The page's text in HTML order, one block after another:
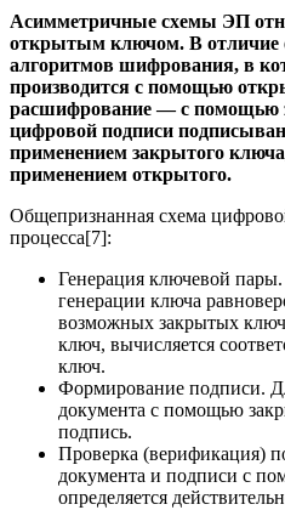
Асимметричные схемы ЭП
открытым ключом. В отличие
алгоритмов шифрования, в
производится с помощью
расшифрование — с помощью
цифровой подписи
применением закрытого
применением открытого.
Общепризнанная схема
процесса[7]:
Генерация ключевой пары
генерации ключа
возможных закрытых
ключ, вычисляется
ключ.
Формирование подписи.
документа с помощью
подпись.
Проверка (верификация)
документа и подписи с
определяется